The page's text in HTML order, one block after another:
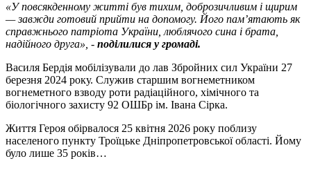
«У повсякденному житті був тихим, доброзичливим і щирим
— завжди готовий прийти на допомогу. Його пам’ятають як
справжнього патріота України, люблячого сина і брата,
надійного друга», - поділилися у громаді.
Василя Бердія мобілізували до лав Збройних сил України 27
березня 2024 року. Служив старшим вогнеметником
вогнеметного взводу роти радіаційного, хімічного та
біологічного захисту 92 ОШБр ім. Івана Сірка.
Життя Героя обірвалося 25 квітня 2026 року поблизу
населеного пункту Троїцьке Дніпропетровської області. Йому
було лише 35 років…